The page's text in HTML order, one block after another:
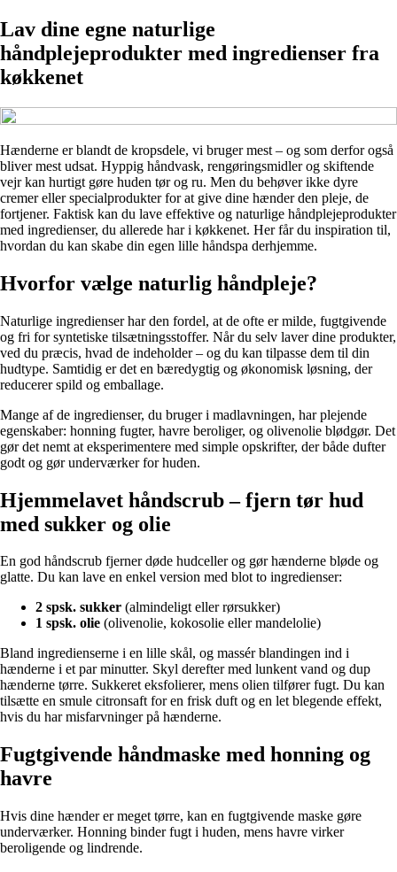
Lav dine egne naturlige
håndplejeprodukter med ingredienser fra
køkkenet
Hænderne er blandt de kropsdele, vi bruger mest – og som derfor også
bliver mest udsat. Hyppig håndvask, rengøringsmidler og skiftende
vejr kan hurtigt gøre huden tør og ru. Men du behøver ikke dyre
cremer eller specialprodukter for at give dine hænder den pleje, de
fortjener. Faktisk kan du lave effektive og naturlige håndplejeprodukter
med ingredienser, du allerede har i køkkenet. Her får du inspiration til,
hvordan du kan skabe din egen lille håndspa derhjemme.
Hvorfor vælge naturlig håndpleje?
Naturlige ingredienser har den fordel, at de ofte er milde, fugtgivende
og fri for syntetiske tilsætningsstoffer. Når du selv laver dine produkter,
ved du præcis, hvad de indeholder – og du kan tilpasse dem til din
hudtype. Samtidig er det en bæredygtig og økonomisk løsning, der
reducerer spild og emballage.
Mange af de ingredienser, du bruger i madlavningen, har plejende
egenskaber: honning fugter, havre beroliger, og olivenolie blødgør. Det
gør det nemt at eksperimentere med simple opskrifter, der både dufter
godt og gør underværker for huden.
Hjemmelavet håndscrub – fjern tør hud
med sukker og olie
En god håndscrub fjerner døde hudceller og gør hænderne bløde og
glatte. Du kan lave en enkel version med blot to ingredienser:
2 spsk. sukker (almindeligt eller rørsukker)
1 spsk. olie (olivenolie, kokosolie eller mandelolie)
Bland ingredienserne i en lille skål, og massér blandingen ind i
hænderne i et par minutter. Skyl derefter med lunkent vand og dup
hænderne tørre. Sukkeret eksfolierer, mens olien tilfører fugt. Du kan
tilsætte en smule citronsaft for en frisk duft og en let blegende effekt,
hvis du har misfarvninger på hænderne.
Fugtgivende håndmaske med honning og
havre
Hvis dine hænder er meget tørre, kan en fugtgivende maske gøre
underværker. Honning binder fugt i huden, mens havre virker
beroligende og lindrende.